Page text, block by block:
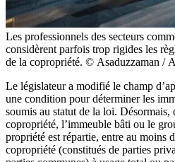
Les professionnels des secteurs
considèrent parfois trop rigides les
de la copropriété. © Asaduzzaman /
Le législateur a modifié le champ
une condition pour déterminer les
soumis au statut de la loi. Désormais,
copropriété, l’immeuble bâti ou le
propriété est répartie, entre au moins
copropriété (constitués de parties